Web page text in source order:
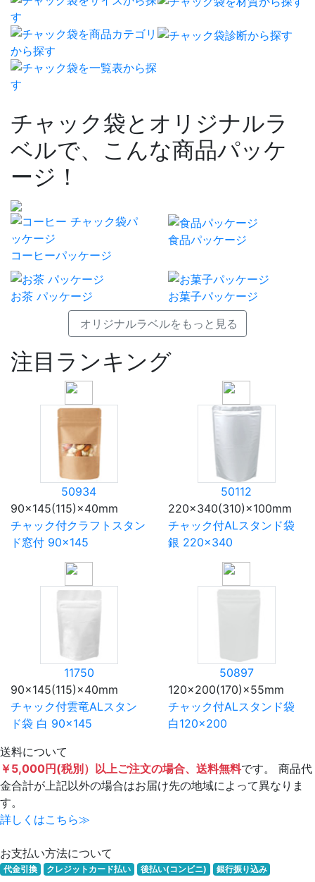
チャック袋とオリジナルラ
ベルで、こんな商品パッケ
ージ！
コーヒーパッケージ
食品パッケージ
お茶 パッケージ
お菓子パッケージ
オリジナルラベルをもっと見る
注目ランキング
50934
90×145(115)×40mm
チャック付クラフトスタン
ド窓付 90×145
50112
220×340(310)×100mm
チャック付ALスタンド袋
銀 220×340
11750
90×145(115)×40mm
チャック付雲竜ALスタン
ド袋 白 90×145
50897
120×200(170)×55mm
チャック付ALスタンド袋
白120×200
送料について
￥5,000円(税別）以上ご注文の場合、送料無料です。 商品代
金合計が上記以外の場合はお届け先の地域によって異なりま
す。
詳しくはこちら≫
お支払い方法について
代金引換 クレジットカード払い 後払い(コンビニ) 銀行振り込み